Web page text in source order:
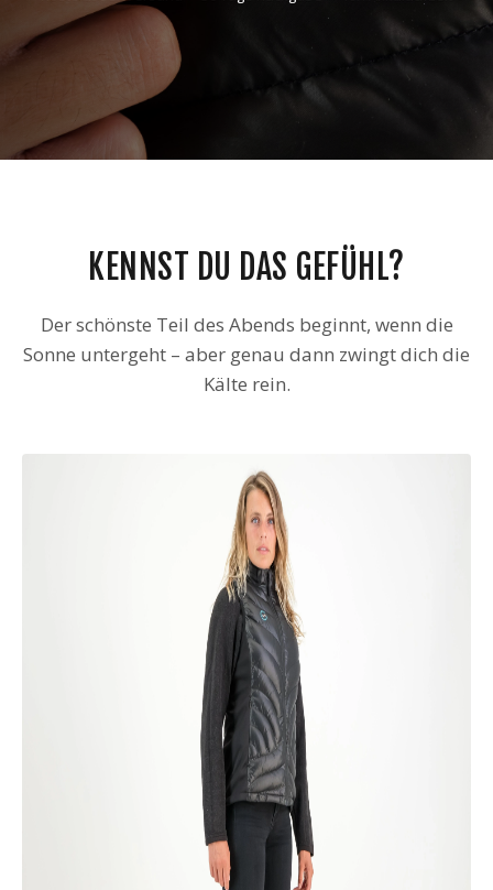
KENNST DU DAS GEFÜHL?
Der schönste Teil des Abends beginnt, wenn die
Sonne untergeht – aber genau dann zwingt dich die
Kälte rein.